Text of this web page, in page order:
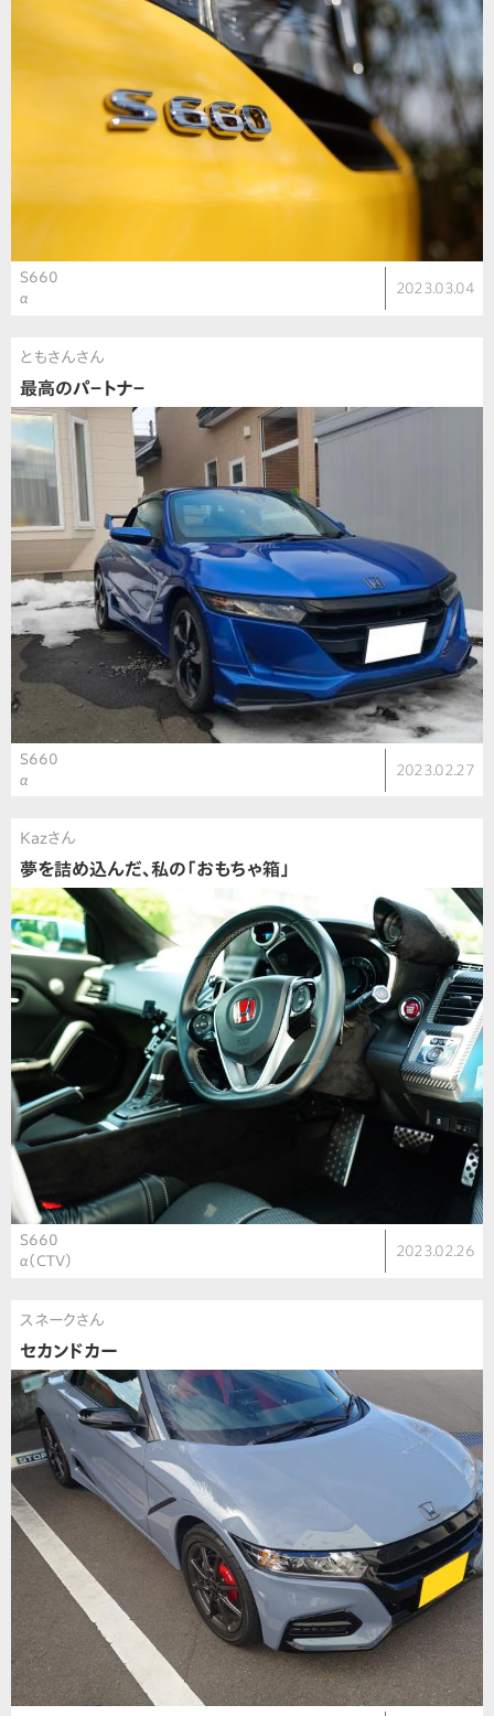
S660
α
2023.03.04
ともさんさん
最高のパ－トナ－
S660
α
2023.02.27
Kazさん
夢を詰め込んだ、私の「おもちゃ箱」
S660
α（CTV）
2023.02.26
スネークさん
セカンドカー